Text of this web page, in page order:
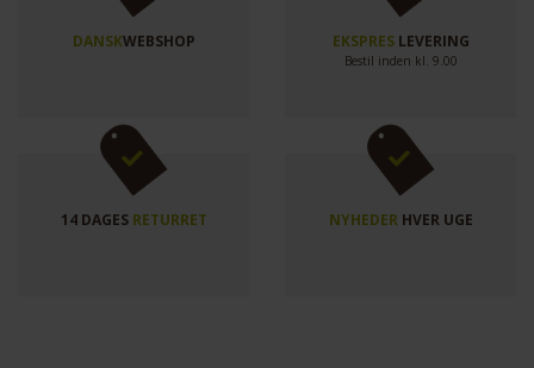
DANSKWEBSHOP EKSPRESLEVERING
Bestil inden kl. 9.00
14 DAGES RETURRET NYHEDERHVER UGE